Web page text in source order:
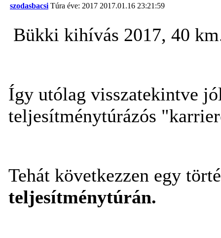
szodasbacsi Túra éve: 2017 2017.01.16 23:21:59
Bükki kihívás 2017, 40
Így utólag visszatekintve
teljesítménytúrázós
Tehát következzen egy
teljesítménytúrán.